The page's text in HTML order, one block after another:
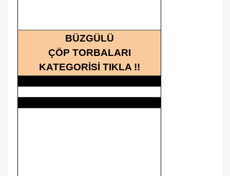
BÜZGÜLÜ
ÇÖP TORBALARI
KATEGORİSİ TIKLA !!